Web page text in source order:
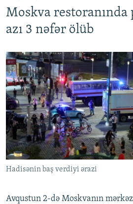
Moskva restoranında
azı 3 nəfər ölüb
Hadisənin baş verdiyi ərazi
Avqustun 2-də Moskvanın